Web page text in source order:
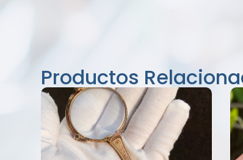
Productos